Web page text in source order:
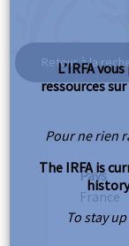
Retour à la
Pays
France
L’IRFA
ressources
Pour ne rien
The IRFA is
To stay